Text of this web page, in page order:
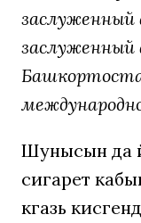
заслуженный
Шунысын да
сигарет
кәгазь